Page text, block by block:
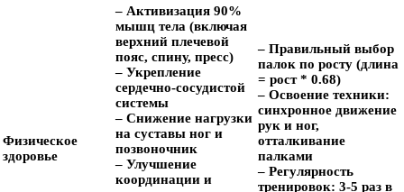
Физическое
здоровье
– Активизация 90%
мышц тела (включая
верхний плечевой
пояс, спину, пресс)
– Укрепление
сердечно-сосудистой
системы
– Снижение нагрузки
на суставы ног и
позвоночник
– Улучшение
координации и
– Правильный выбор
палок по росту (длина
= рост * 0.68)
– Освоение техники:
синхронное движение
рук и ног,
отталкивание
палками
– Регулярность
тренировок: 3-5 раз в